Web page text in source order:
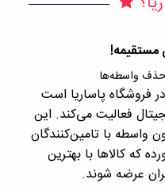
مستقیمه!
واسطه‌ها
فروشگاه پاساریا است
فعالیت می‌کند. این
با تامین‌کنندگان
که کالاها با بهترین
عرضه شوند.